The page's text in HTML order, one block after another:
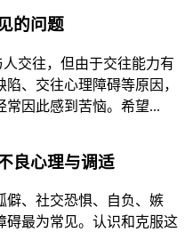
的问题
交往，但由于交往能力有
、交往心理障碍等原因，
常因此感到苦恼。希望...
良心理与调适
僻、社交恐惧、自负、嫉
碍最为常见。认识和克服这